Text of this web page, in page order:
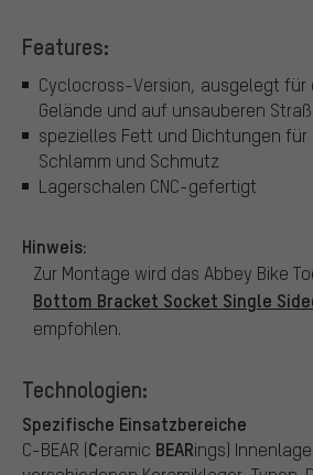
Features:
Cyclocross-Version, ausgelegt für
Gelände und auf unsauberen
spezielles Fett und Dichtungen für
Schlamm und Schmutz
Lagerschalen CNC-gefertigt
Hinweis:
Zur Montage wird das Abbey Bike
Bottom Bracket Socket Single
empfohlen.
Technologien:
Spezifische Einsatzbereiche
C-BEAR (Ceramic BEARings)